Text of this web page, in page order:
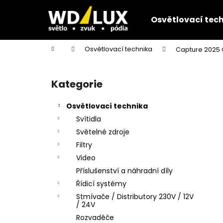
Osvětlovací
Domů Osvětlovací technika Capture 2025
Přeskočit
kategorie
Kategorie
Osvětlovací technika
Svítidla
Světelné zdroje
Filtry
Video
Příslušenství a náhradní díly
Řídicí systémy
Stmívače / Distributory 230V / 12V
/ 24V
Rozvaděče
í
Zpět
do
Zpět
do